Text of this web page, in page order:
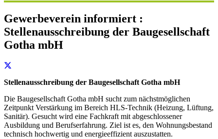
Gewerbeverein informiert :
Stellenausschreibung der Baugesellschaft
Gotha mbH
Stellenausschreibung der Baugesellschaft Gotha mbH
Die Baugesellschaft Gotha mbH sucht zum nächstmöglichen
Zeitpunkt Verstärkung im Bereich HLS-Technik (Heizung, Lüftung,
Sanitär). Gesucht wird eine Fachkraft mit abgeschlossener
Ausbildung und Berufserfahrung. Ziel ist es, den Wohnungsbestand
technisch hochwertig und energieeffizient auszustatten.